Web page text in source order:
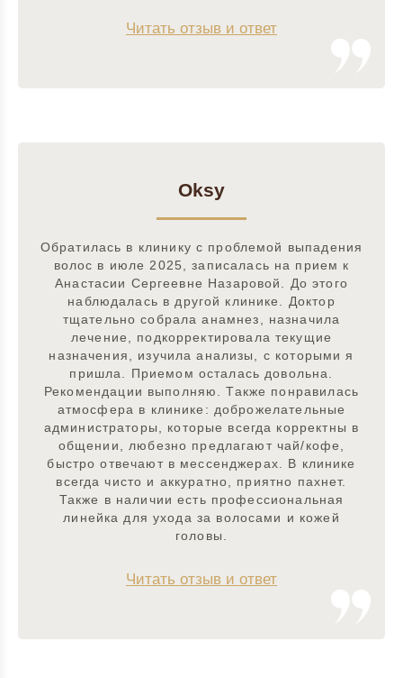
Читать отзыв и ответ
Oksy
Обратилась в клинику с проблемой выпадения
волос в июле 2025, записалась на прием к
Анастасии Сергеевне Назаровой. До этого
наблюдалась в другой клинике. Доктор
тщательно собрала анамнез, назначила
лечение, подкорректировала текущие
назначения, изучила анализы, с которыми я
пришла. Приемом осталась довольна.
Рекомендации выполняю. Также понравилась
атмосфера в клинике: доброжелательные
администраторы, которые всегда корректны в
общении, любезно предлагают чай/кофе,
быстро отвечают в мессенджерах. В клинике
всегда чисто и аккуратно, приятно пахнет.
Также в наличии есть профессиональная
линейка для ухода за волосами и кожей
головы.
Читать отзыв и ответ